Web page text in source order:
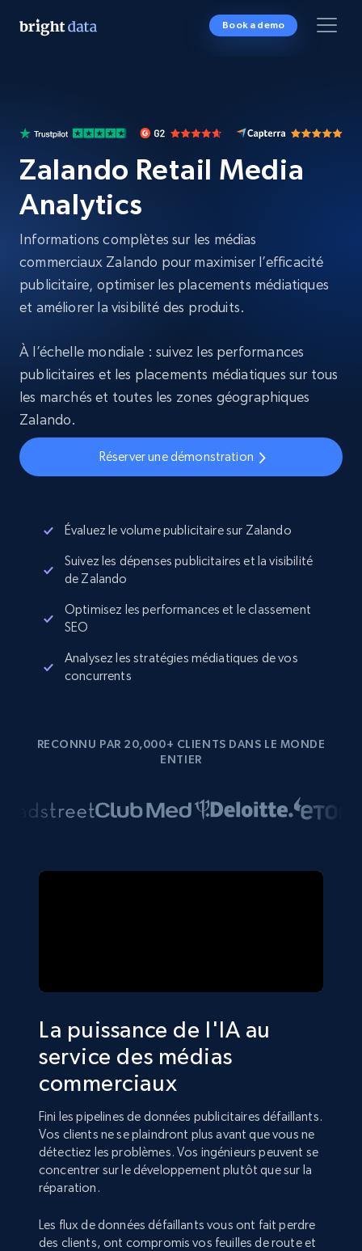
Book a demo
Zalando Retail Media
Analytics
Informations complètes sur les médias
commerciaux Zalando pour maximiser l’efficacité
publicitaire, optimiser les placements médiatiques
et améliorer la visibilité des produits.
À l’échelle mondiale : suivez les performances
publicitaires et les placements médiatiques sur tous
les marchés et toutes les zones géographiques
Zalando.
Réserver une démonstration
Évaluez le volume publicitaire sur Zalando
Suivez les dépenses publicitaires et la visibilité
de Zalando
Optimisez les performances et le classement
SEO
Analysez les stratégies médiatiques de vos
concurrents
RECONNU PAR 20,000+ CLIENTS DANS LE MONDE
ENTIER
La puissance de l'IA au
service des médias
commerciaux
Fini les pipelines de données publicitaires défaillants.
Vos clients ne se plaindront plus avant que vous ne
détectiez les problèmes. Vos ingénieurs peuvent se
concentrer sur le développement plutôt que sur la
réparation.
Les flux de données défaillants vous ont fait perdre
des clients, ont compromis vos feuilles de route et